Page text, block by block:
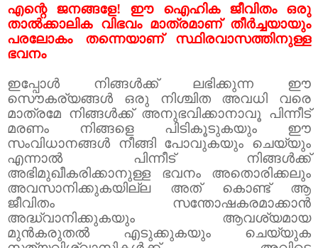
എന്റെ ജനങ്ങളേ! ഈ ഐഹിക ജീവിതം ഒരു
താൽക്കാലിക വിഭവം മാത്രമാണ് തീർച്ചയായും
പരലോകം തന്നെയാണ് സ്ഥിരവാസത്തിനുള്ള
ഭവനം
ഇപ്പോൾ നിങ്ങൾക്ക് ലഭിക്കുന്ന ഈ
സൌകര്യങ്ങൾ ഒരു നിശ്ചിത അവധി വരെ
മാത്രമേ നിങ്ങൾക്ക് അനുഭവിക്കാനാവൂ പിന്നീട്
മരണം നിങ്ങളെ പിടികൂടുകയും ഈ
സംവിധാനങ്ങൾ നീങ്ങി പോവുകയും ചെയ്യും
എന്നാൽ പിന്നീട് നിങ്ങൾക്ക്
അഭിമുഖീകരിക്കാനുള്ള ഭവനം അതൊരിക്കലും
അവസാനിക്കുകയില്ല അത് കൊണ്ട് ആ
ജീവിതം സന്തോഷകരമാക്കാൻ
അദ്ധ്വാനിക്കുകയും ആവശ്യമായ
മുൻകരുതൽ എടുക്കുകയും ചെയ്യുക